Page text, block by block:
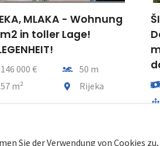
MLAKA - Wohnung
in toller Lage!
146 000 € Entfernung vom meer
50 m
57 m² Gemeindeteil
Rijeka
Sie der Verwendung von Cookies